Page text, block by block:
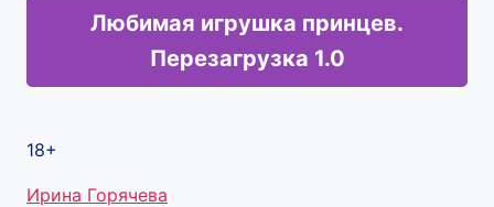
Любимая игрушка принцев.
Перезагрузка 1.0
18+
Метки
Ирина Горячева